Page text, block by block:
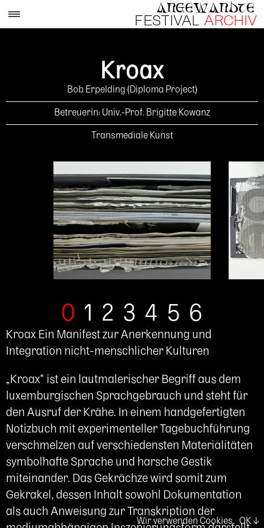
ANGEWANDTE
FESTIVAL
ARCHIV
Kroax
Bob Erpelding (Diploma Project)
Betreuerin: Univ.-Prof. Brigitte Kowanz
Transmediale Kunst
0 1 2 3 4 5 6
Kroax Ein Manifest zur Anerkennung und
Integration nicht-menschlicher Kulturen
„Kroax“ ist ein lautmalerischer Begriff aus dem
luxemburgischen Sprachgebrauch und steht für
den Ausruf der Krähe. In einem handgefertigten
Notizbuch mit experimenteller Tagebuchführung
verschmelzen auf verschiedensten Materialitäten
symbolhafte Sprache und harsche Gestik
miteinander. Das Gekrächze wird somit zum
Gekrakel, dessen Inhalt sowohl Dokumentation
als auch Anweisung zur Transkription der
Wir verwenden Cookies. OK